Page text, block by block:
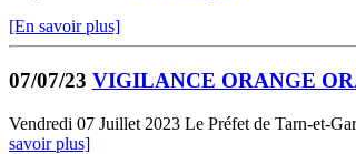
[En savoir plus]
07/07/23 VIGILANCE ORANGE
Vendredi 07 Juillet 2023 Le Préfet de Tarn-et-
savoir plus]